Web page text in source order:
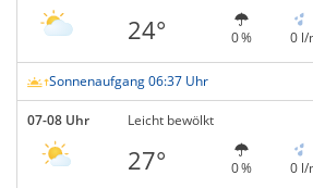
24° 0 % 0 l/
Sonnenaufgang 06:37 Uhr
07-08 Uhr Leicht bewölkt
27° 0 % 0 l/